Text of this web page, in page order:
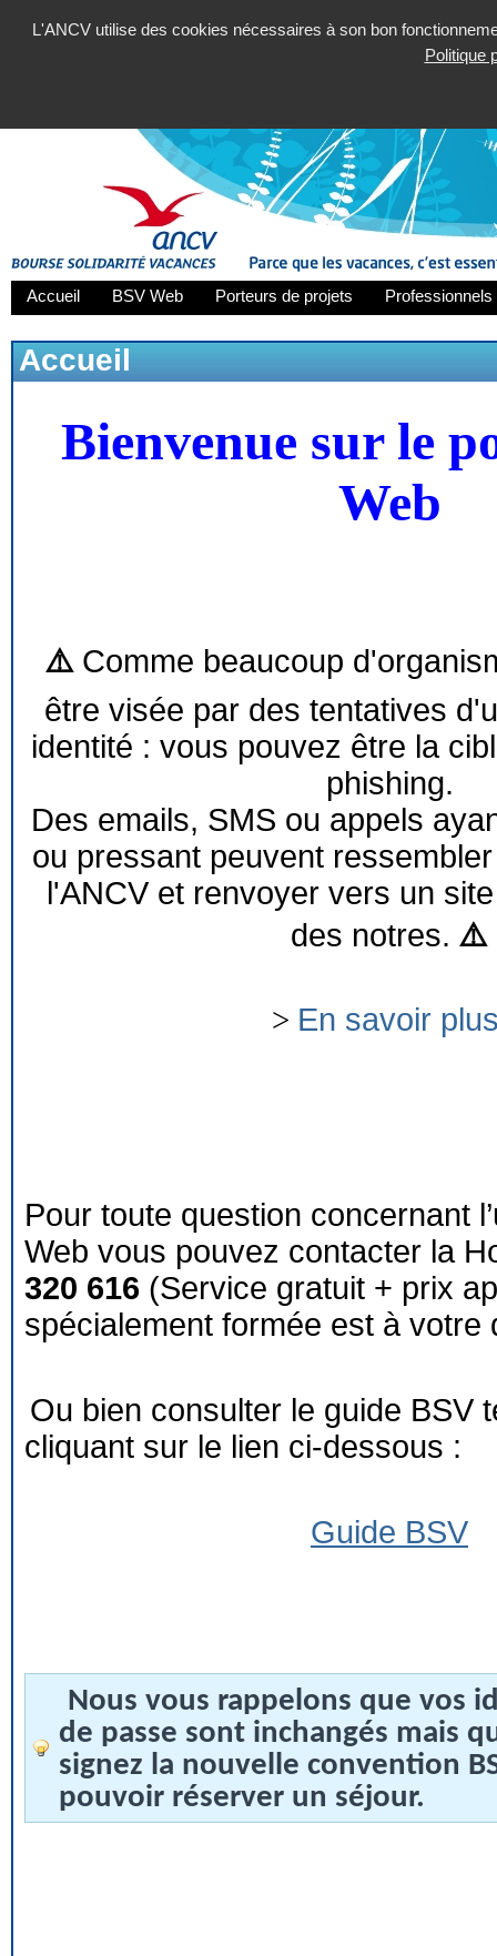
L'ANCV utilise des cookies nécessaires à son bon
Politique
Accueil BSV Web Porteurs de projets
Accueil
Bienvenue sur le
Web
⚠️ Comme beaucoup
être visée par des tentatives
identité : vous pouvez être la
phishing.
Des emails, SMS ou appels
ou pressant peuvent
l'ANCV et renvoyer vers un
des notres. ⚠️
> En savoir
Pour toute question concernant
Web vous pouvez contacter la
320 616 (Service gratuit + prix
spécialement formée est à votre
Ou bien consulter le guide BSV
cliquant sur le lien ci-dessous :
Guide BSV
Nous vous rappelons que vos
de passe sont inchangés mais
signez la nouvelle convention
pouvoir réserver un séjour.